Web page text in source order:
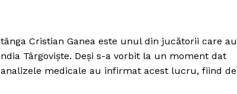
Cristian Ganea este unul din jucătorii care au
Târgoviște. Deși s-a vorbit la un moment dat
medicale au infirmat acest lucru, fiind de